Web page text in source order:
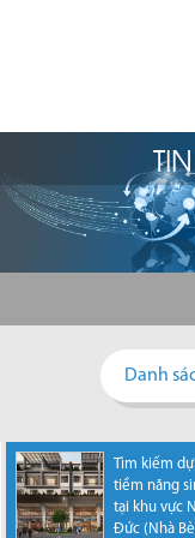
Danh
Hạ tầng
Sài Gòn
BĐS gia
khoản
Tìm kiếm
tiềm năng
tại khu vực
Đức (Nhà